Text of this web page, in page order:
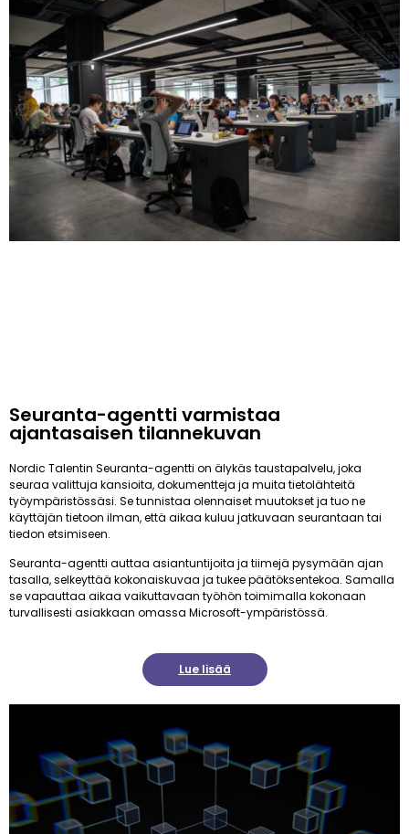
Seuranta-agentti varmistaa
ajantasaisen tilannekuvan
Nordic Talentin Seuranta-agentti on älykäs taustapalvelu, joka
seuraa valittuja kansioita, dokumentteja ja muita tietolähteitä
työympäristössäsi. Se tunnistaa olennaiset muutokset ja tuo ne
käyttäjän tietoon ilman, että aikaa kuluu jatkuvaan seurantaan tai
tiedon etsimiseen.
Seuranta-agentti auttaa asiantuntijoita ja tiimejä pysymään ajan
tasalla, selkeyttää kokonaiskuvaa ja tukee päätöksentekoa. Samalla
se vapauttaa aikaa vaikuttavaan työhön toimimalla kokonaan
turvallisesti asiakkaan omassa Microsoft-ympäristössä.
Lue lisää